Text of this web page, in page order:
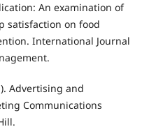
An examination of
satisfaction on food
International Journal
Advertising and
Communications